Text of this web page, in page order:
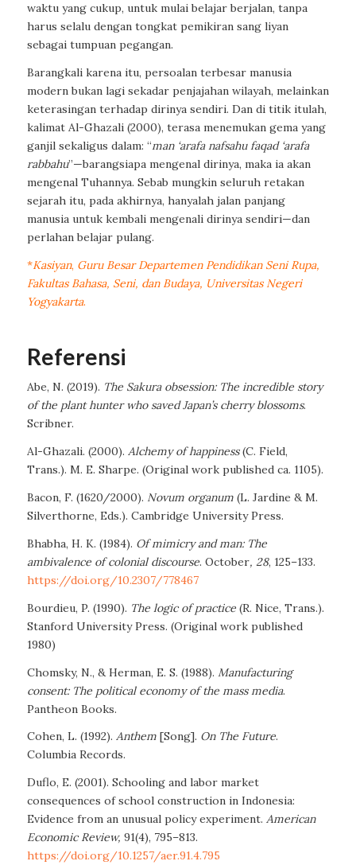
waktu yang cukup, untuk mulai belajar berjalan, tanpa
harus selalu dengan tongkat pemikiran sang liyan
sebagai tumpuan pegangan.
Barangkali karena itu, persoalan terbesar manusia
modern bukan lagi sekadar penjajahan wilayah, melainkan
keterasingan terhadap dirinya sendiri. Dan di titik itulah,
kalimat Al-Ghazali (2000), terasa menemukan gema yang
ganjil sekaligus dalam: “man ‘arafa nafsahu faqad ‘arafa
rabbahu”—barangsiapa mengenal dirinya, maka ia akan
mengenal Tuhannya. Sebab mungkin seluruh retakan
sejarah itu, pada akhirnya, hanyalah jalan panjang
manusia untuk kembali mengenali dirinya sendiri—dan
perlahan belajar pulang.
*Kasiyan, Guru Besar Departemen Pendidikan Seni Rupa,
Fakultas Bahasa, Seni, dan Budaya, Universitas Negeri
Yogyakarta.
Referensi
Abe, N. (2019). The Sakura obsession: The incredible story
of the plant hunter who saved Japan’s cherry blossoms.
Scribner.
Al-Ghazali. (2000). Alchemy of happiness(C. Field,
Trans.). M. E. Sharpe. (Original work published ca. 1105).
Bacon, F. (1620/2000). Novum organum(L. Jardine & M.
Silverthorne, Eds.). Cambridge University Press.
Bhabha, H. K. (1984). Of mimicry and man: The
ambivalence of colonial discourse. October, 28, 125–133.
https://doi.org/10.2307/778467
Bourdieu, P. (1990). The logic of practice(R. Nice, Trans.).
Stanford University Press. (Original work published
1980)
Chomsky, N., & Herman, E. S. (1988). Manufacturing
consent: The political economy of the mass media.
Pantheon Books.
Cohen, L. (1992). Anthem[Song]. On The Future.
Columbia Records.
Duflo, E. (2001). Schooling and labor market
consequences of school construction in Indonesia:
Evidence from an unusual policy experiment. American
Economic Review, 91(4), 795–813.
https://doi.org/10.1257/aer.91.4.795